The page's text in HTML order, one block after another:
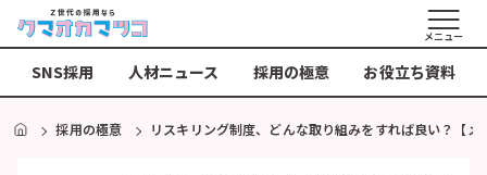
SNS採用 人材ニュース 採用の極意 お役立ち資料
メニュー
HOME採用の極意 リスキリング制度、どんな取り組みをすれば良い？【メ